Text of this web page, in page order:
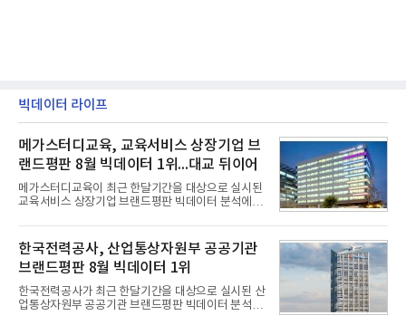
빅데이터 라이프
메가스터디교육, 교육서비스 상장기업 브
랜드평판 8월 빅데이터 1위...대교 뒤이어
메가스터디교육이 최근 한달기간을 대상으로 실시된
교육서비스 상장기업 브랜드평판 빅데이터 분석에서
일 한국기업평판연구소(소장 구창환)는 국내 교육서
비스 상장기업 브랜드를 대상으로 지난 7월 7일부터
8월 7일까지 수집된 소비자 빅데이터 10,074,233건
을 분석한 결과, 메가스터디교육이 브랜드평판지수
1,710,926을 기록하며 8월 1위에 올랐다고 밝혔다.
분석에 활용된 빅데이터는 지난 7월(9,491,206건) 대
비 6.14% 증가한 수치로, 교육서비스 상장기업 브랜
한국전력공사, 산업통상자원부 공공기관
브랜드평판 8월 빅데이터 1위
한국전력공사가 최근 한달기간을 대상으로 실시된 산
업통상자원부 공공기관 브랜드평판 빅데이터 분석에